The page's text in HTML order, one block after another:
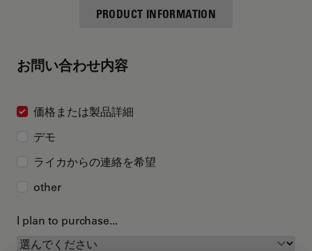
PRODUCT INFORMATION
お問い合わせ内容
価格または製品詳細
デモ
ライカからの連絡を希望
other
I plan to purchase...